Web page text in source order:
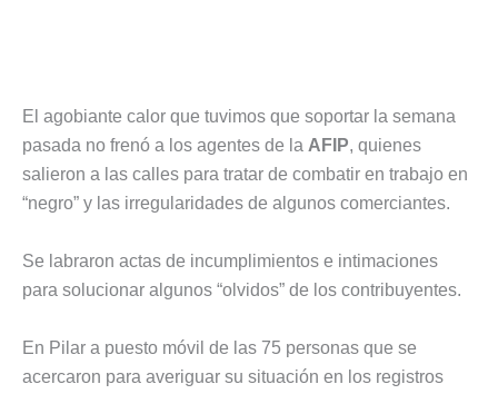
El agobiante calor que tuvimos que soportar la semana
pasada no frenó a los agentes de la AFIP, quienes
salieron a las calles para tratar de combatir en trabajo en
“negro” y las irregularidades de algunos comerciantes.
Se labraron actas de incumplimientos e intimaciones
para solucionar algunos “olvidos” de los contribuyentes.
En Pilar a puesto móvil de las 75 personas que se
acercaron para averiguar su situación en los registros